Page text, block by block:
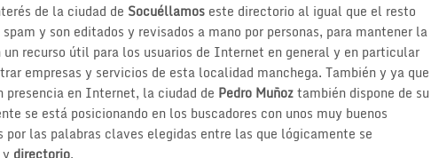
de la ciudad de Socuéllamos este directorio al igual que el resto
y son editados y revisados a mano por personas, para mantener la
recurso útil para los usuarios de Internet en general y en particular
empresas y servicios de esta localidad manchega. También y ya que
presencia en Internet, la ciudad de Pedro Muñoztambién dispone de su
se está posicionando en los buscadores con unos muy buenos
por las palabras claves elegidas entre las que lógicamente se